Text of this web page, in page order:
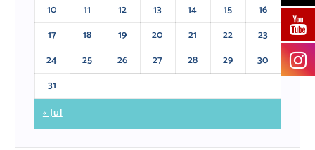
10
11 12 13 14 15
16
17
18 19 20 21 22
23
24
25 26 27 28 29
30
31
« Jul